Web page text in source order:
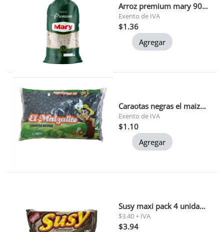
Arroz premium mary 900 gr 1x24
Exento de IVA
$1.36
Agregar
Caraotas negras el maizalito 400 gr
Exento de IVA
$1.10
Agregar
Susy maxi pack 4 unidades 50gr c/u
$3.40 + IVA
$3.94